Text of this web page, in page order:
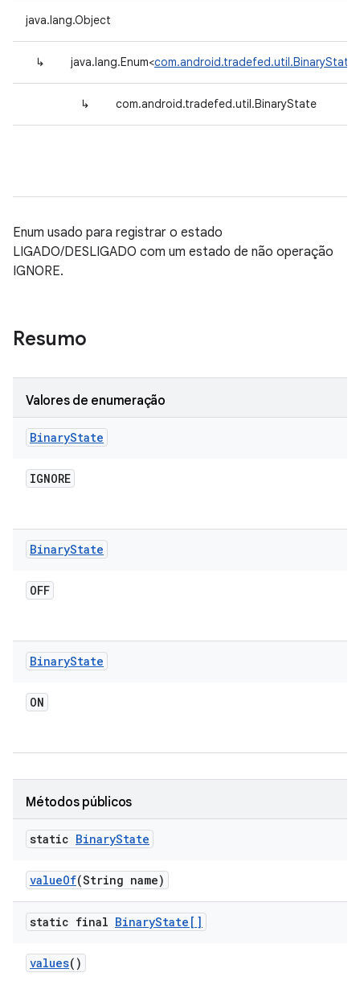
java.lang.Object
↳ java.lang.Enum<com.android.tradefed.util.BinaryState
↳ com.android.tradefed.util.BinaryState
Enum usado para registrar o estado
LIGADO/DESLIGADO com um estado de não operação
IGNORE.
Resumo
Valores de enumeração
BinaryState
IGNORE
BinaryState
OFF
BinaryState
ON
Métodos públicos
static BinaryState
valueOf(String name)
static final BinaryState[]
values()